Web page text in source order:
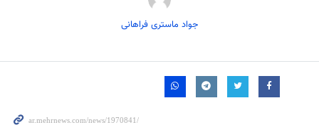
جواد ماستری فراهانی